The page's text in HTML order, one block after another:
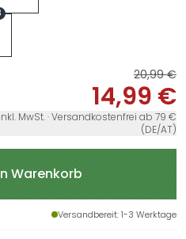
20,99 €
14,99 €
inkl. MwSt. · Versandkostenfrei ab 79 €
(DE/AT)
Warenkorb
Versandbereit: 1-3 Werktage